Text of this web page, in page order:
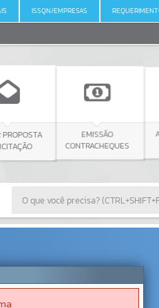
ISSQN/EMPRESAS
EMISSÃO
ABRIR PROCESSO
DIGITAL
aguarde...